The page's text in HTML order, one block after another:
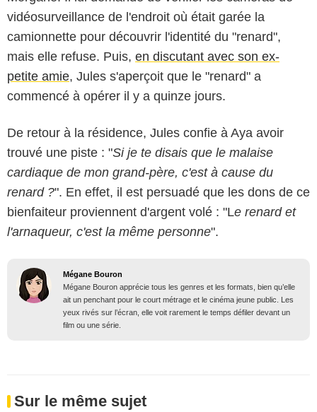
vidéosurveillance de l'endroit où était garée la
camionnette pour découvrir l'identité du "renard",
mais elle refuse. Puis, en discutant avec son ex-
petite amie, Jules s'aperçoit que le "renard" a
commencé à opérer il y a quinze jours.
De retour à la résidence, Jules confie à Aya avoir
trouvé une piste : "Si je te disais que le malaise
cardiaque de mon grand-père, c'est à cause du
renard ?". En effet, il est persuadé que les dons de ce
bienfaiteur proviennent d'argent volé : "Le renard et
l'arnaqueur, c'est la même personne".
Mégane Bouron
Mégane Bouron apprécie tous les genres et les formats, bien qu’elle
ait un penchant pour le court métrage et le cinéma jeune public. Les
yeux rivés sur l’écran, elle voit rarement le temps défiler devant un
film ou une série.
Sur le même sujet